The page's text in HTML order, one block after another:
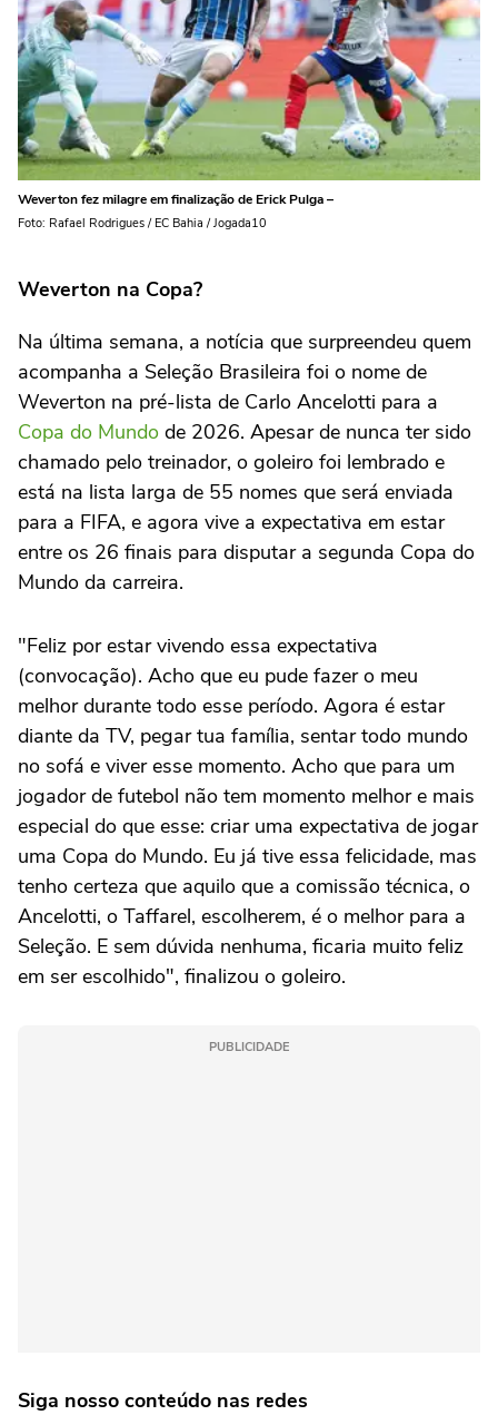
Weverton fez milagre em finalização de Erick Pulga –
Foto: Rafael Rodrigues / EC Bahia / Jogada10
Weverton na Copa?
Na última semana, a notícia que surpreendeu quem
acompanha a Seleção Brasileira foi o nome de
Weverton na pré-lista de Carlo Ancelotti para a
Copa do Mundo de 2026. Apesar de nunca ter sido
chamado pelo treinador, o goleiro foi lembrado e
está na lista larga de 55 nomes que será enviada
para a FIFA, e agora vive a expectativa em estar
entre os 26 finais para disputar a segunda Copa do
Mundo da carreira.
"Feliz por estar vivendo essa expectativa
(convocação). Acho que eu pude fazer o meu
melhor durante todo esse período. Agora é estar
diante da TV, pegar tua família, sentar todo mundo
no sofá e viver esse momento. Acho que para um
jogador de futebol não tem momento melhor e mais
especial do que esse: criar uma expectativa de jogar
uma Copa do Mundo. Eu já tive essa felicidade, mas
tenho certeza que aquilo que a comissão técnica, o
Ancelotti, o Taffarel, escolherem, é o melhor para a
Seleção. E sem dúvida nenhuma, ficaria muito feliz
em ser escolhido", finalizou o goleiro.
PUBLICIDADE
Siga nosso conteúdo nas redes